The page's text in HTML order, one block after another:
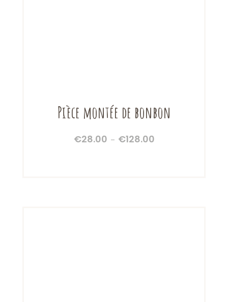
Pièce montée de bonbon
€28.00 – €128.00Plage